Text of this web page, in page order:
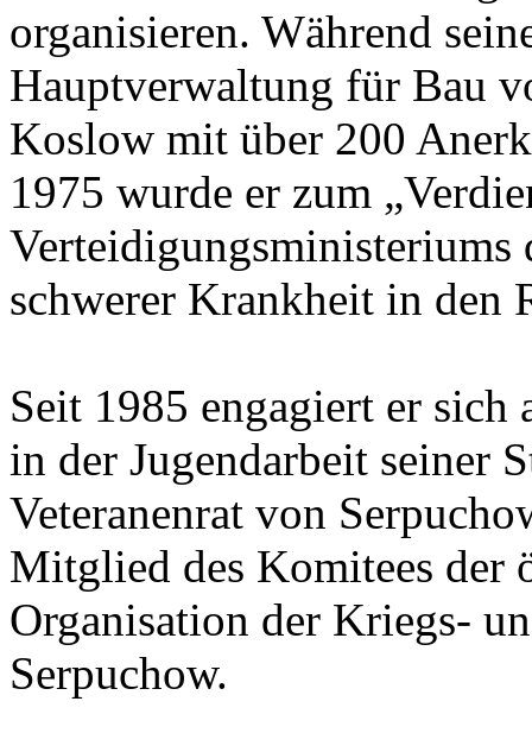
organisieren. Während
Hauptverwaltung für Bau
Koslow mit über 200
1975 wurde er zum
Verteidigungsministeriums
schwerer Krankheit in den
Seit 1985 engagiert er
in der Jugendarbeit seiner
Veteranenrat von
Mitglied des Komitees der
Organisation der Kriegs-
Serpuchow.